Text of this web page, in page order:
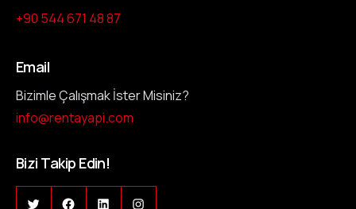
+90 544 671 48 87
Email
Bizimle Çalışmak İster Misiniz?
info@rentayapi.com
Bizi Takip Edin!